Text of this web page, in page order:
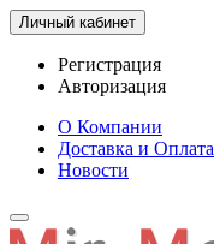
Личный кабинет
Регистрация
Авторизация
О Компании
Доставка и Оплата
Новости